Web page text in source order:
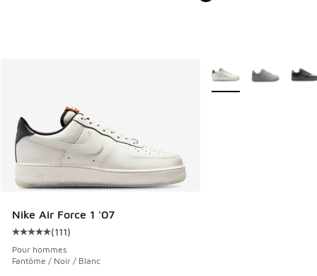
Nike Air Force 1 '07
Cote moyenne du client - [5 sur 5 étoiles], 111
(111)
Pour hommes
Fantôme / Noir / Blanc
Plus de couleurs